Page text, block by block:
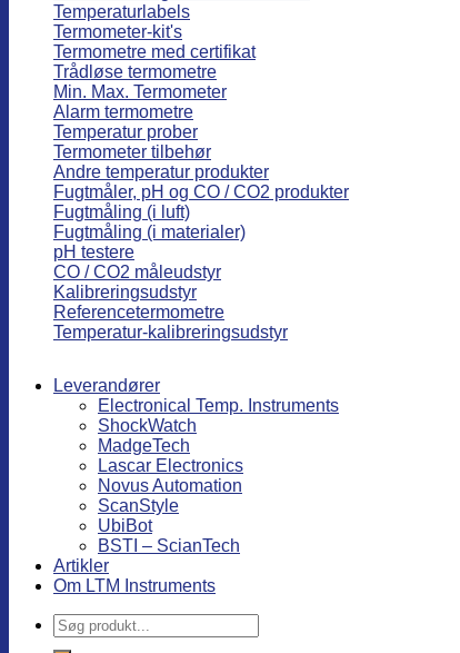
Temperaturlabels
Termometer-kit's
Termometre med certifikat
Trådløse termometre
Min. Max. Termometer
Alarm termometre
Temperatur prober
Termometer tilbehør
Andre temperatur produkter
Fugtmåler, pH og CO / CO2 produkter
Fugtmåling (i luft)
Fugtmåling (i materialer)
pH testere
CO / CO2 måleudstyr
Kalibreringsudstyr
Referencetermometre
Temperatur-kalibreringsudstyr
Leverandører
Electronical Temp. Instruments
ShockWatch
MadgeTech
Lascar Electronics
Novus Automation
ScanStyle
UbiBot
BSTI – ScianTech
Artikler
Om LTM Instruments
Søg
efter: